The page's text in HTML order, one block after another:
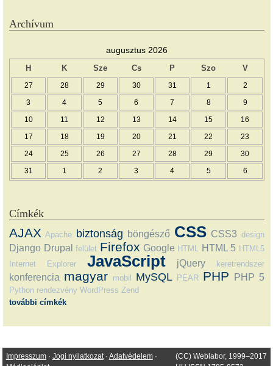
Archívum
augusztus 2026
H K Sze Cs P Szo V
27 28 29 30 31 1 2
3 4 5 6 7 8 9
10 11 12 13 14 15 16
17 18 19 20 21 22 23
24 25 26 27 28 29 30
31 1 2 3 4 5 6
Címkék
AJAX Apache biztonság böngésző CSS CSS3 design
Django Drupal felület Firefox Google HTML HTML 5 HTML5
Internet Explorer
JavaScript jQuery keretrendszer
konferencia magyar mobil MySQL PEAR PHP PHP 5
Python rendezvény WordPress Zend
további címkék
(CC) Weblabor, 1999–2017
Impresszum· Jogi nyilatkozat· Adatvédelem·